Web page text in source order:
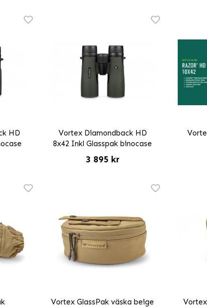
HD
Vortex Diamondback HD
8x42 Inkl Glasspak binocase
3 895 kr
Vortex GlassPak väska beige